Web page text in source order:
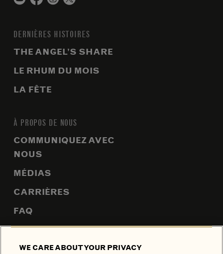
DERNIÈRES HISTOIRES
THE ANGEL’S SHARE
LE RHUM DU MOIS
LA FÊTE
À PROPOS DE NOUS
COMMUNIQUEZ AVEC
NOUS
MÉDIAS
CARRIÈRES
FAQ
PLAN DU SITE
WE CARE ABOUT YOUR PRIVACY